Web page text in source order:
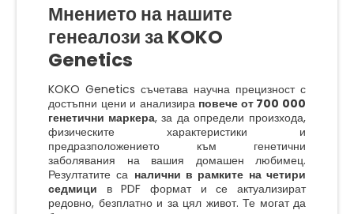
Мнението на нашите
генеалози за KOKO
Genetics
KOKO Genetics съчетава научна прецизност с
достъпни цени и анализира повече от 700 000
генетични маркера, за да определи произхода,
физическите характеристики и
предразположението към генетични
заболявания на вашия домашен любимец.
Резултатите са налични в рамките на четири
седмици в PDF формат и се актуализират
редовно, безплатно и за цял живот. Те могат да